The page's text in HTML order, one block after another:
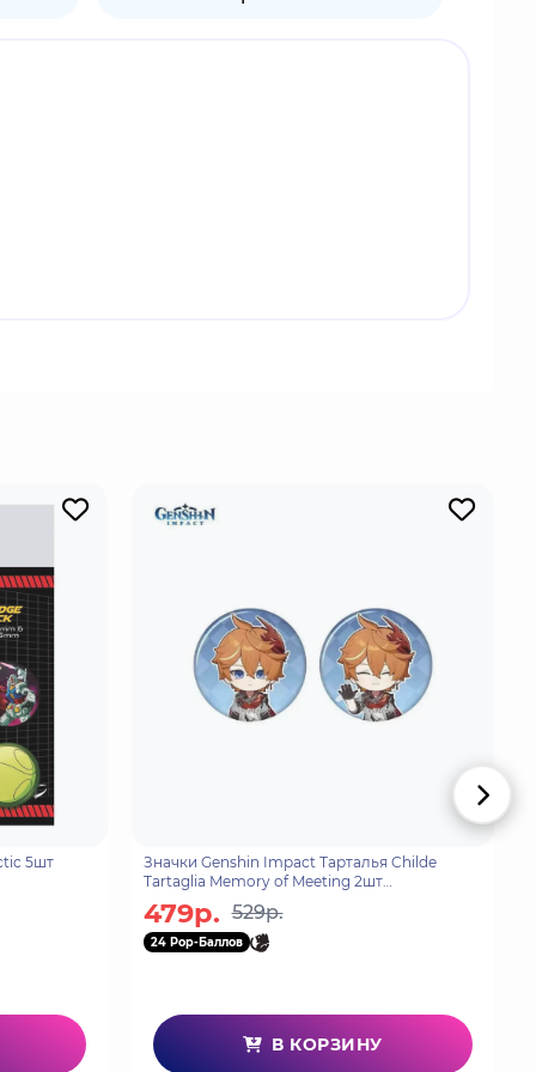
Ройландом и Дэном Хармоном и
5шт
Значки Genshin Impact Тарталья Childe
Tartaglia Memory of Meeting 2шт
479р. 529р.
24 Pop-Баллов
В КОРЗИНУ